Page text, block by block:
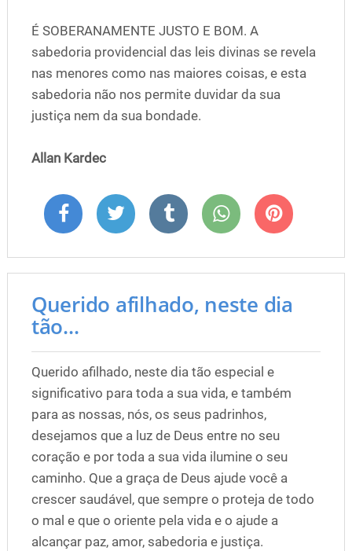
É SOBERANAMENTE JUSTO E BOM. A
sabedoria providencial das leis divinas se revela
nas menores como nas maiores coisas, e esta
sabedoria não nos permite duvidar da sua
justiça nem da sua bondade.
Allan Kardec
Querido afilhado, neste dia
tão...
Querido afilhado, neste dia tão especial e
significativo para toda a sua vida, e também
para as nossas, nós, os seus padrinhos,
desejamos que a luz de Deus entre no seu
coração e por toda a sua vida ilumine o seu
caminho. Que a graça de Deus ajude você a
crescer saudável, que sempre o proteja de todo
o mal e que o oriente pela vida e o ajude a
alcançar paz, amor, sabedoria e justiça.